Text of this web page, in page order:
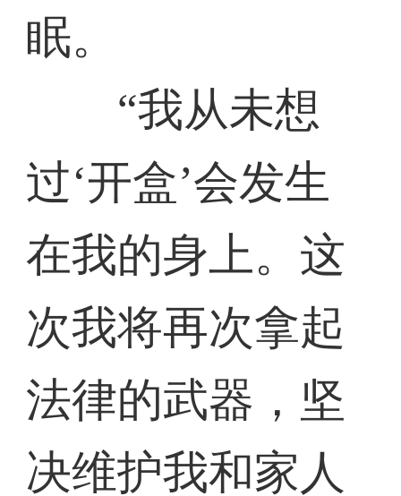
眠。
“我从未想
过‘开盒’会发生
在我的身上。这
次我将再次拿起
法律的武器，坚
决维护我和家人